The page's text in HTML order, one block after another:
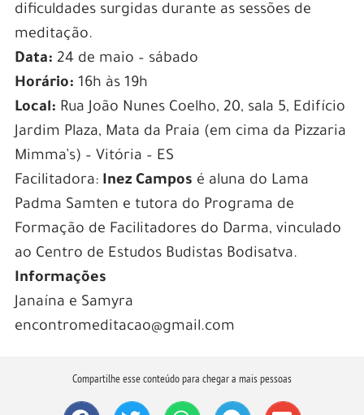
dificuldades surgidas durante as sessões de
meditação.
Data: 24 de maio – sábado
Horário: 16h às 19h
Local: Rua João Nunes Coelho, 20, sala 5, Edifício
Jardim Plaza, Mata da Praia (em cima da Pizzaria
Mimma’s) – Vitória – ES
Facilitadora: Inez Campos é aluna do Lama
Padma Samten e tutora do Programa de
Formação de Facilitadores do Darma, vinculado
ao Centro de Estudos Budistas Bodisatva.
Informações
Janaína e Samyra
encontromeditacao@gmail.com
Compartilhe esse conteúdo para chegar a mais pessoas